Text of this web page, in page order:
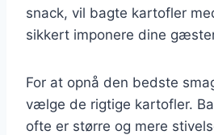
snack, vil bagte kartofler
sikkert imponere dine
For at opnå den bedste
vælge de rigtige kartofler.
ofte er større og mere